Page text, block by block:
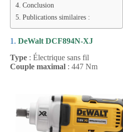
Conclusion
Publications similaires :
1. DeWalt DCF894N-XJ
Type : Électrique sans fil
Couple maximal : 447 Nm